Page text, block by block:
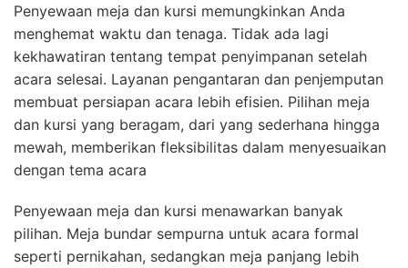
Penyewaan meja dan kursi memungkinkan Anda
menghemat waktu dan tenaga. Tidak ada lagi
kekhawatiran tentang tempat penyimpanan setelah
acara selesai. Layanan pengantaran dan penjemputan
membuat persiapan acara lebih efisien. Pilihan meja
dan kursi yang beragam, dari yang sederhana hingga
mewah, memberikan fleksibilitas dalam menyesuaikan
dengan tema acara
Penyewaan meja dan kursi menawarkan banyak
pilihan. Meja bundar sempurna untuk acara formal
seperti pernikahan, sedangkan meja panjang lebih